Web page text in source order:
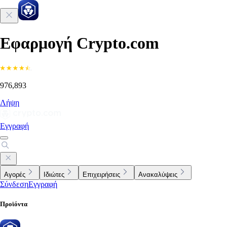
Εφαρμογή Crypto.com
976,893
Λήψη
Εγγραφή
Αγορές Ιδιώτες Επιχειρήσεις Ανακαλύψεις
ΣύνδεσηΕγγραφή
Προϊόντα